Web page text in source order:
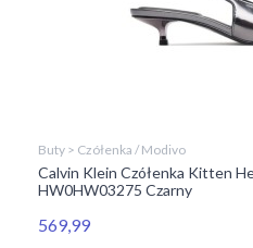
Buty > Czółenka / Modivo
Calvin Klein Czółenka Kitten
HW0HW03275 Czarny
569,99